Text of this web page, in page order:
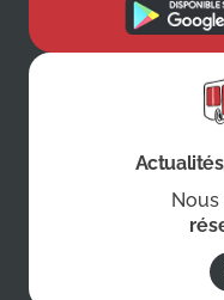
Nous